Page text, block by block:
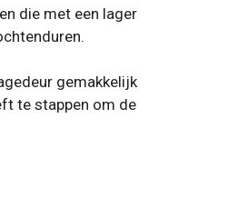
die met een lager
gemakkelijk
te stappen om de